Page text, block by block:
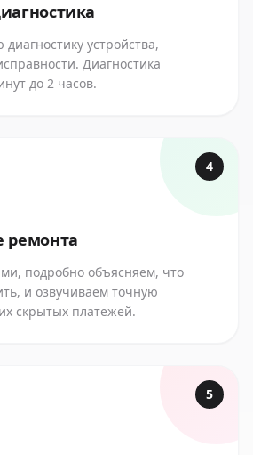
устройства,
Диагностика
до 2 часов.
4
ремонта
подробно объясняем, что
и озвучиваем точную
скрытых платежей.
5